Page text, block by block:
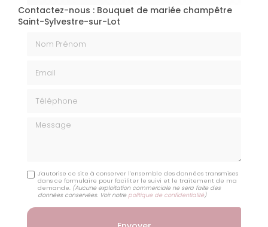
Contactez-nous : Bouquet de mariée champêtre
Saint-Sylvestre-sur-Lot
Message
J'autorise ce site à conserver l'ensemble des données transmises
dans ce formulaire pour faciliter le suivi et le traitement de ma
demande. (Aucune exploitation commerciale ne sera faite des
données conservées. Voir notre politique de confidentialité)